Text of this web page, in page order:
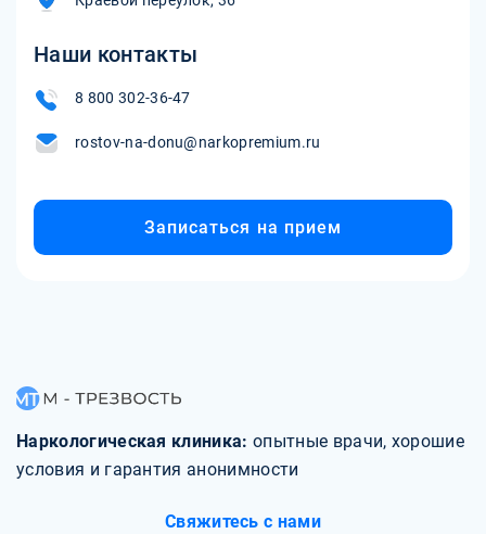
Наши контакты
8 800 302-36-47
rostov-na-donu@narkopremium.ru
Записаться на прием
Наркологическая клиника: опытные врачи, хорошие
условия и гарантия анонимности
Свяжитесь с нами